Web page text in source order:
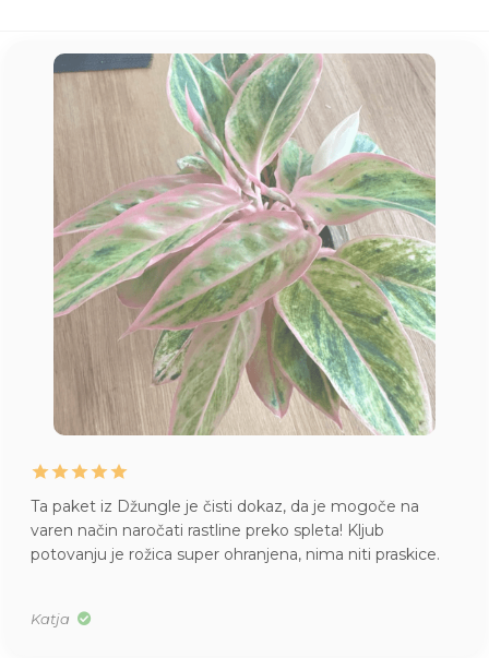
Ta paket iz Džungle je čisti dokaz, da je mogoče na
varen način naročati rastline preko spleta! Kljub
potovanju je rožica super ohranjena, nima niti praskice.
Katja